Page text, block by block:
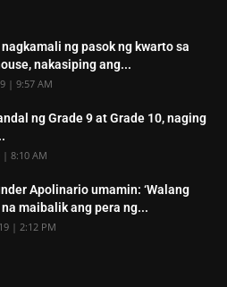
ng pasok ng kwarto sa
nakasiping ang...
| 9:57 AM
ng Grade 9 at Grade 10, naging
| 8:10 AM
Apolinario umamin: ‘Walang
maibalik ang pera ng...
| 2:12 PM